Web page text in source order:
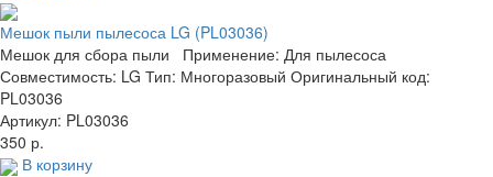
Мешок пыли пылесоса LG (PL03036)
Мешок для сбора пыли Применение: Для пылесоса
Совместимость: LG Тип: Многоразовый Оригинальный код:
PL03036
Артикул: PL03036
350 р.
В корзину